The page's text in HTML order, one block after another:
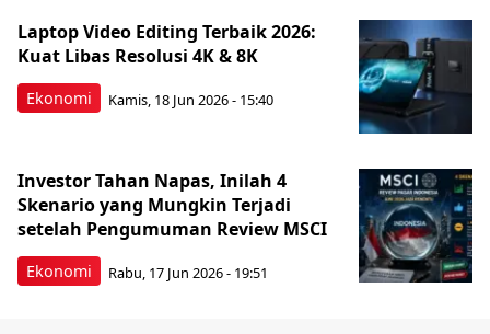
Ekonomi
Laptop Video Editing Terbaik 2026:
Kuat Libas Resolusi 4K & 8K
Kamis, 18 Jun 2026 - 15:40
Ekonomi
Investor Tahan Napas, Inilah 4
Skenario yang Mungkin Terjadi
setelah Pengumuman Review MSCI
Rabu, 17 Jun 2026 - 19:51